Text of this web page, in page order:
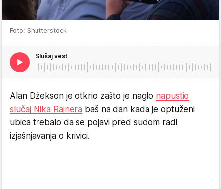
Foto: Shutterstock
Slušaj vest
Alan Džekson je otkrio zašto je naglo napustio
slučaj Nika Rajnera baš na dan kada je optuženi
ubica trebalo da se pojavi pred sudom radi
izjašnjavanja o krivici.